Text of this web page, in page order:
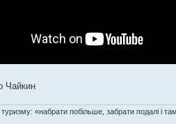
Чайкин
«набрати побільше, забрати подалі і